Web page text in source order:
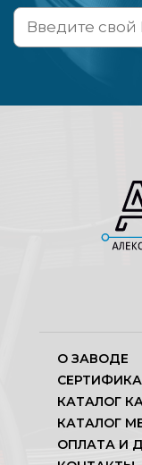
О ЗАВОДЕ
КАТАЛОГ
КАТАЛОГ
ОПЛАТА И